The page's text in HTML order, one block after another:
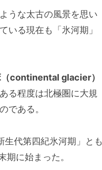
うな太古の風景を思い
いる現在も「氷河期」
continental glacier）
る程度は北極圏に大規
である。
代第四紀氷河期」とも
に始まった。